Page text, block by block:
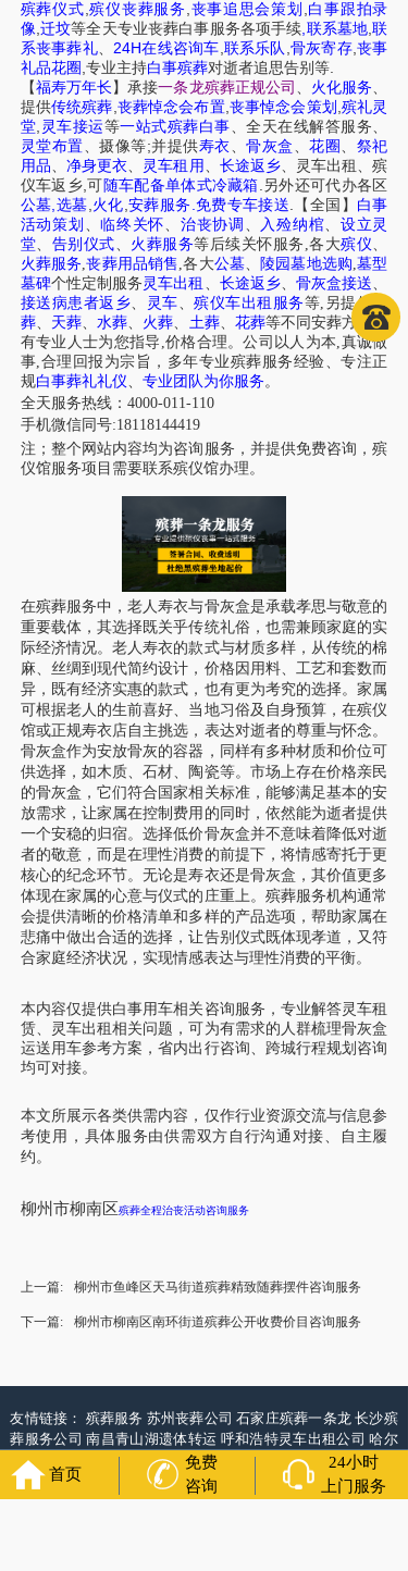
殡葬仪式 殡仪丧葬服务 丧事追思会策划 白事跟拍录
像 迁坟等全天专业丧葬白事服务各项手续 联系墓地 ,联
系丧事葬礼、24H在线咨询车 联系乐队 骨灰寄存, 丧事
礼品花圈 专业主持白事殡葬对逝者追思告别等.
【福寿万年长 】承接一条龙殡葬正规公司 、 火化服务、
提供传统殡葬 丧葬悼念会布置, 丧事悼念会策划 殡礼灵
堂 灵车接运等一站式殡葬白事、全天在线解答服务、
灵堂布置、摄像等;并提供寿衣、骨灰盒 、花圈 、 祭祀
用品、 净身更衣、 灵车租用 、 长途返乡、 灵车出租 、殡
仪车返乡 可 随车配备单体式冷藏箱 另外还可代办各区
公墓 选墓 火化 安葬服务 免费专车接送 【全国】 白事
活动策划 、临终关怀、 治丧协调 、 入殓纳棺、 设立灵
堂、 告别仪式、 火葬服务等后续关怀服务,各大殡仪、
火葬服务,丧葬用品销售,各大公墓、 陵园墓地选购,墓型
墓碑个性定制服务 灵车出租 、 长途返乡、 骨灰盒接送、
接送病患者返乡、 灵车、殡仪车出租服务等,另提供树
葬、 天葬、水葬、 火葬、 土葬、 花葬等不同安葬方式，
有专业人士为您指导,价格合理。公司以人为本,真诚做
事,合理回报为宗旨，多年专业殡葬服务经验、专注正
规白事葬礼礼仪、 专业团队为你服务。
全天服务热线：4000-011-110
手机微信同号:18118144419
注；整个网站内容均为咨询服务，并提供免费咨询，殡
仪馆服务项目需要联系殡仪馆办理。
在殡葬服务中，老人寿衣与骨灰盒是承载孝思与敬意的
重要载体，其选择既关乎传统礼俗，也需兼顾家庭的实
际经济情况。老人寿衣的款式与材质多样，从传统的棉
麻、丝绸到现代简约设计，价格因用料、工艺和套数而
异，既有经济实惠的款式，也有更为考究的选择。家属
可根据老人的生前喜好、当地习俗及自身预算，在殡仪
馆或正规寿衣店自主挑选，表达对逝者的尊重与怀念。
骨灰盒作为安放骨灰的容器，同样有多种材质和价位可
供选择，如木质、石材、陶瓷等。市场上存在价格亲民
的骨灰盒，它们符合国家相关标准，能够满足基本的安
放需求，让家属在控制费用的同时，依然能为逝者提供
一个安稳的归宿。选择低价骨灰盒并不意味着降低对逝
者的敬意，而是在理性消费的前提下，将情感寄托于更
核心的纪念环节。无论是寿衣还是骨灰盒，其价值更多
体现在家属的心意与仪式的庄重上。殡葬服务机构通常
会提供清晰的价格清单和多样的产品选项，帮助家属在
悲痛中做出合适的选择，让告别仪式既体现孝道，又符
合家庭经济状况，实现情感表达与理性消费的平衡。
本内容仅提供白事用车相关咨询服务，专业解答灵车租
赁、灵车出租相关问题，可为有需求的人群梳理骨灰盒
运送用车参考方案，省内出行咨询、跨城行程规划咨询
均可对接。
本文所展示各类供需内容，仅作行业资源交流与信息参
考使用，具体服务由供需双方自行沟通对接、自主履
约。
柳州市柳南区殡葬全程治丧活动咨询服务
上一篇: 柳州市鱼峰区天马街道殡葬精致随葬摆件咨询服务
下一篇: 柳州市柳南区南环街道殡葬公开收费价目咨询服务
友情链接： 殡葬服务 苏州丧葬公司石家庄殡葬一条龙长沙殡
葬服务公司南昌青山湖遗体转运 呼和浩特灵车出租公司哈尔
滨道里区丧葬用品
西宁城东区白事服务
潍坊奎文区殡仪馆服
务乳山寿衣店铺 杭州上城区灵堂布置 沈阳浑南区殡葬平台
国墓地网中国非急救转运网网站建设中国殡葬一条龙网中国
首页
免费
咨询
24小时
上门服务